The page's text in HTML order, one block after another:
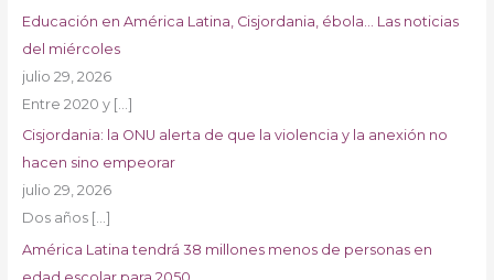
Educación en América Latina, Cisjordania, ébola… Las noticias
del miércoles
julio 29, 2026
Entre 2020 y […]
Cisjordania: la ONU alerta de que la violencia y la anexión no
hacen sino empeorar
julio 29, 2026
Dos años […]
América Latina tendrá 38 millones menos de personas en
edad escolar para 2050